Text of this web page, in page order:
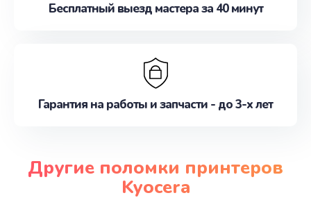
Бесплатный выезд мастера за 40 минут
Гарантия на работы и запчасти - до 3-х лет
Другие поломки принтеров
Kyocera